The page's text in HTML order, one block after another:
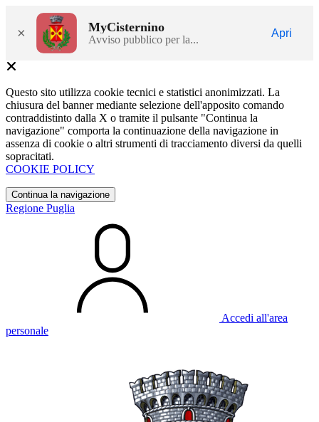
× MyCisternino
Avviso pubblico per la...
Apri
Questo sito utilizza cookie tecnici e statistici anonimizzati. La
chiusura del banner mediante selezione dell'apposito comando
contraddistinto dalla X o tramite il pulsante "Continua la
navigazione" comporta la continuazione della navigazione in
assenza di cookie o altri strumenti di tracciamento diversi da quelli
sopracitati.
COOKIE POLICY
Continua la navigazione
Regione Puglia
Accedi all'area
personale